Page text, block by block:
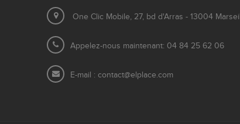
One Clic Mobile, 27, bd d'Arras - 13004
Appelez-nous maintenant: 04 84 25 62 06
E-mail : contact@elplace.com